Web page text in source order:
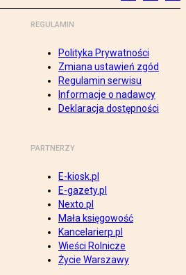
REGULAMIN
Polityka Prywatności
Zmiana ustawień zgód
Regulamin serwisu
Informacje o nadawcy
Deklaracja dostępności
PARTNERZY
E-kiosk.pl
E-gazety.pl
Nexto.pl
Mała księgowość
Kancelarierp.pl
Wieści Rolnicze
Życie Warszawy